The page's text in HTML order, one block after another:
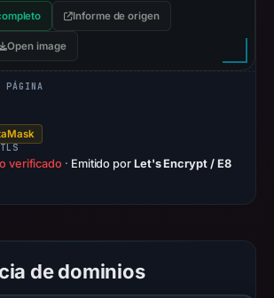
at
06:31
UTC.
Spamhaus
recorded
no
positive
2026
Informe de origen
Open image
verificado · Emitido por Let's Encrypt / E8
de dominios